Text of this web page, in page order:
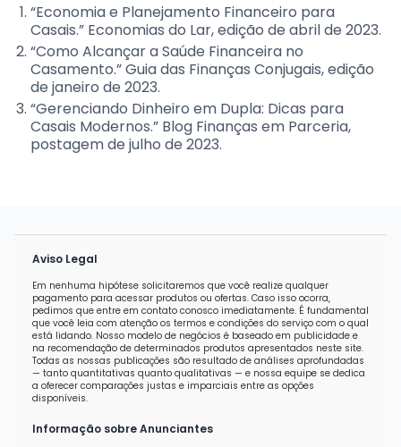
“Economia e Planejamento Financeiro para
Casais.” Economias do Lar, edição de abril de 2023.
“Como Alcançar a Saúde Financeira no
Casamento.” Guia das Finanças Conjugais, edição
de janeiro de 2023.
“Gerenciando Dinheiro em Dupla: Dicas para
Casais Modernos.” Blog Finanças em Parceria,
postagem de julho de 2023.
Aviso Legal
Em nenhuma hipótese solicitaremos que você realize qualquer
pagamento para acessar produtos ou ofertas. Caso isso ocorra,
pedimos que entre em contato conosco imediatamente. É fundamental
que você leia com atenção os termos e condições do serviço com o qual
está lidando. Nosso modelo de negócios é baseado em publicidade e
na recomendação de determinados produtos apresentados neste site.
Todas as nossas publicações são resultado de análises aprofundadas
— tanto quantitativas quanto qualitativas — e nossa equipe se dedica
a oferecer comparações justas e imparciais entre as opções
disponíveis.
Informação sobre Anunciantes